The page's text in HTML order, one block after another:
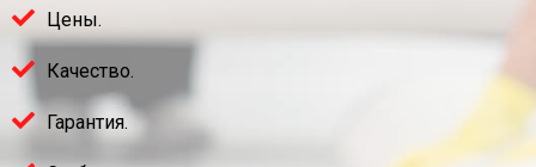
Цены.
Качество.
Гарантия.